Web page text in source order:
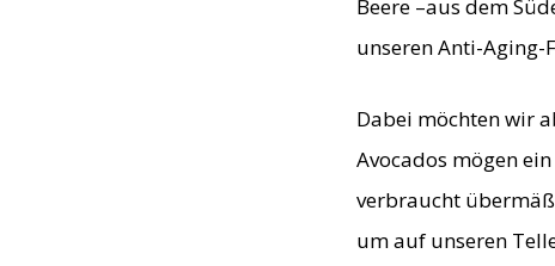
Beere –aus dem
unseren Anti-Aging-
Dabei möchten wir
Avocados mögen
verbraucht
um auf unseren